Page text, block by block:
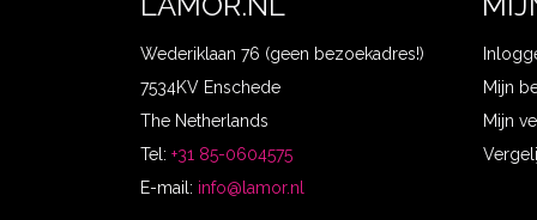
Wederiklaan 76 (geen bezoekadres!)
7534KV Enschede
The Netherlands
Tel: +31 85-0604575
E-mail: info@lamor.nl
Mijn
Mijn